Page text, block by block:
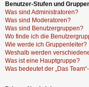
Benutzer-Stufen und
Was sind Administratoren?
Was sind Moderatoren?
Was sind Benutzergruppen?
Wo finde ich die
Wie werde ich Gruppenleiter?
Weshalb werden
Was ist eine Hauptgruppe?
Was bedeutet der „Das